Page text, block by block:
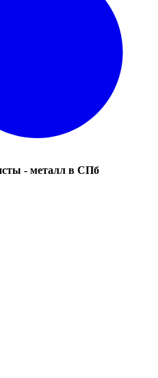
- металл в СПб